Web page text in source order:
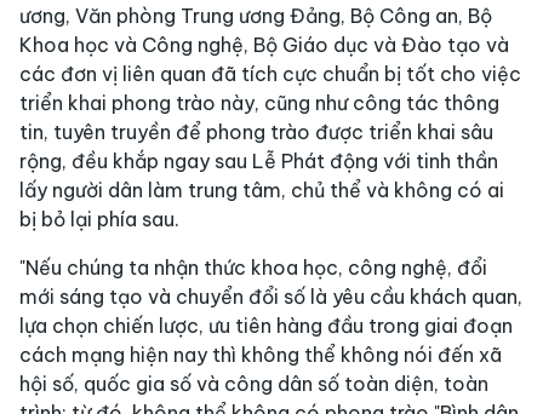
ương, Văn phòng Trung ương Đảng, Bộ Công an, Bộ
Khoa học và Công nghệ, Bộ Giáo dục và Đào tạo và
các đơn vị liên quan đã tích cực chuẩn bị tốt cho việc
triển khai phong trào này, cũng như công tác thông
tin, tuyên truyền để phong trào được triển khai sâu
rộng, đều khắp ngay sau Lễ Phát động với tinh thần
lấy người dân làm trung tâm, chủ thể và không có ai
bị bỏ lại phía sau.
"Nếu chúng ta nhận thức khoa học, công nghệ, đổi
mới sáng tạo và chuyển đổi số là yêu cầu khách quan,
lựa chọn chiến lược, ưu tiên hàng đầu trong giai đoạn
cách mạng hiện nay thì không thể không nói đến xã
hội số, quốc gia số và công dân số toàn diện, toàn